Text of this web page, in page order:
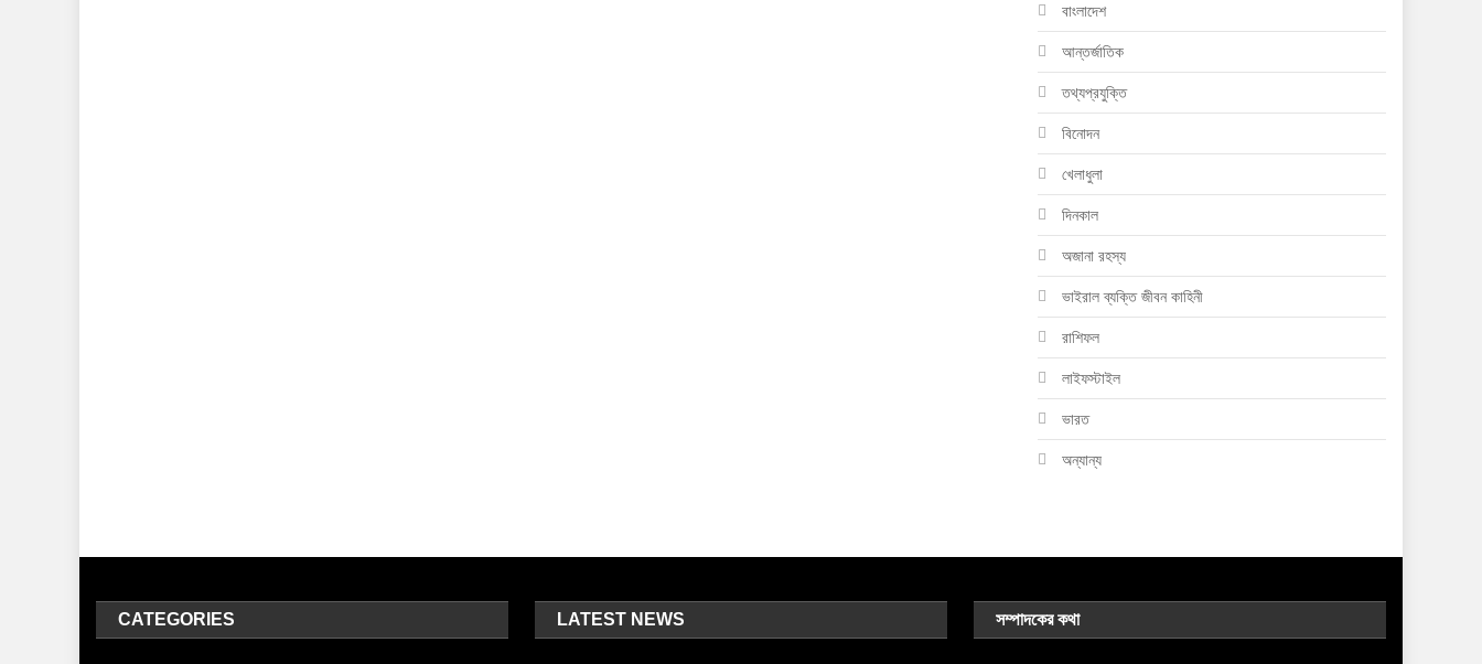
বাংলাদেশ
আন্তর্জাতিক
তথ্যপ্রযুক্তি
বিনোদন
খেলাধুলা
দিনকাল
অজানা রহস্য
ভাইরাল ব্যক্তি জীবন কাহিনী
রাশিফল
লাইফস্টাইল
ভারত
অন্যান্য
CATEGORIES LATEST NEWS সম্পাদকের কথা